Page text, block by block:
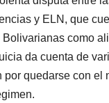
y ELN, que
Bolivarianas como
da cuenta de
por quedarse con el